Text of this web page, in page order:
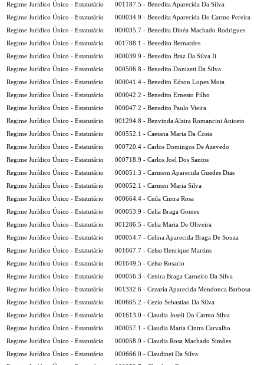
Regime Jurídico Único - Estatutário
001187.5 - Benedita Aparecida Da Silva
Regime Jurídico Único - Estatutário
000034.9 - Benedita Aparecida Do Carmo Pereira
Regime Jurídico Único - Estatutário
000035.7 - Benedita Dinéa Machado Rodrigues
Regime Jurídico Único - Estatutário
001788.1 - Benedito Bernardes
Regime Jurídico Único - Estatutário
000039.9 - Benedito Braz Da Silva Ii
Regime Jurídico Único - Estatutário
000506.8 - Benedito Donizeti Da Silva
Regime Jurídico Único - Estatutário
000041.4 - Benedito Edson Lopes Mota
Regime Jurídico Único - Estatutário
000042.2 - Benedito Ernesto Filho
Regime Jurídico Único - Estatutário
000047.2 - Benedito Paulo Vieira
Regime Jurídico Único - Estatutário
001294.8 - Benvinda Alzira Romancini Aniceto
Regime Jurídico Único - Estatutário
000552.1 - Caetana Maria Da Costa
Regime Jurídico Único - Estatutário
000720.4 - Carlos Domingos De Azevedo
Regime Jurídico Único - Estatutário
000718.9 - Carlos Joel Dos Santos
Regime Jurídico Único - Estatutário
000051.3 - Carmem Aparecida Guedes Dias
Regime Jurídico Único - Estatutário
000052.1 - Carmen Maria Silva
Regime Jurídico Único - Estatutário
000664.4 - Ceila Cintra Rosa
Regime Jurídico Único - Estatutário
000053.9 - Celia Braga Gomes
Regime Jurídico Único - Estatutário
001286.5 - Celia Maria De Oliveira
Regime Jurídico Único - Estatutário
000054.7 - Celina Aparecida Braga De Souza
Regime Jurídico Único - Estatutário
001667.7 - Celso Henrique Martins
Regime Jurídico Único - Estatutário
001649.5 - Celso Rosario
Regime Jurídico Único - Estatutário
000056.3 - Cenira Braga Carneiro Da Silva
Regime Jurídico Único - Estatutário
001332.6 - Cezaria Aparecida Mendonca Barbosa
Regime Jurídico Único - Estatutário
000665.2 - Cezio Sebastiao Da Silva
Regime Jurídico Único - Estatutário
001613.0 - Claudia Joseli Do Carmo Silva
Regime Jurídico Único - Estatutário
000057.1 - Claudia Maria Cintra Carvalho
Regime Jurídico Único - Estatutário
000058.9 - Claudia Rosa Machado Simões
Regime Jurídico Único - Estatutário
000666.0 - Claudinei Da Silva